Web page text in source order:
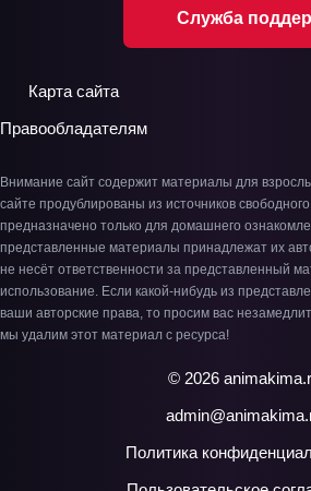
Служба
Карта сайта
Правообладателям
Внимание сайт содержит материалы для
сайте продублированы из источников
предназначено только для домашнего
представленные материалы принадлежат их
не несёт ответственности за представленный
использование. Если какой-нибудь из
ваши авторские права, то просим вас
мы удалим этот материал с ресурса!
© 2026
Политика